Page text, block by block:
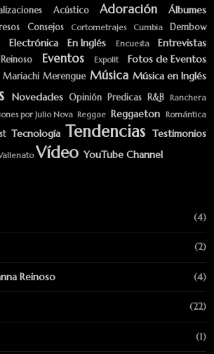
Acústico Adoración Álbumes
Consejos Cortometrajes Cumbia
Dembow
Electrónica En Inglés Encuesta Entrevistas
Eventos Expolit
Fotos de Eventos
Mariachi Merengue Música Música en Inglés
Novedades Opinión Predicas R&B Ranchera
por Julio Nova Reggae Reggaeton Romántica
Tecnología Tendencias Testimonios
Vídeo YouTube Channel
(4)
(2)
Reinoso (4)
(22)
(1)